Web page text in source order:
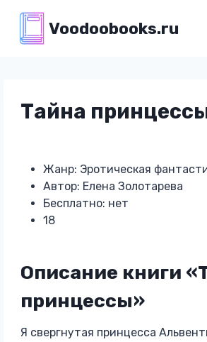
содержимому
Voodoobooks.ru
Тайна
Жанр: Эротическая
Автор: Елена Золотарева
Бесплатно: нет
18
Описание книги
принцессы»
Я свергнутая принцесса